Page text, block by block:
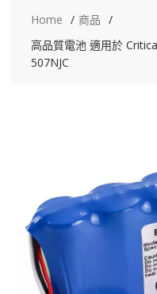
Home
商品
高品質電池 適用於
507NJC